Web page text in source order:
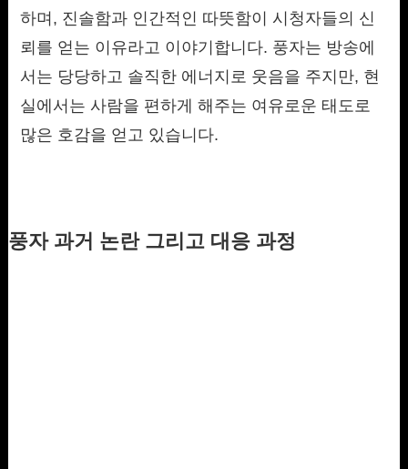
하며, 진솔함과 인간적인 따뜻함이 시청자들의 신
뢰를 얻는 이유라고 이야기합니다. 풍자는 방송에
서는 당당하고 솔직한 에너지로 웃음을 주지만, 현
실에서는 사람을 편하게 해주는 여유로운 태도로
많은 호감을 얻고 있습니다.
풍자 과거 논란 그리고 대응 과정